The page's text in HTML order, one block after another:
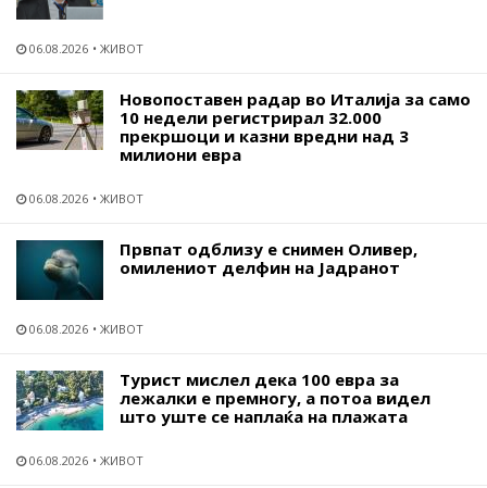
06.08.2026 ЖИВОТ
Новопоставен радар во Италија за само
10 недели регистрирал 32.000
прекршоци и казни вредни над 3
милиони евра
06.08.2026 ЖИВОТ
Првпат одблизу е снимен Оливер,
омилениот делфин на Јадранот
06.08.2026 ЖИВОТ
Турист мислел дека 100 евра за
лежалки е премногу, а потоа видел
што уште се наплаќа на плажата
06.08.2026 ЖИВОТ